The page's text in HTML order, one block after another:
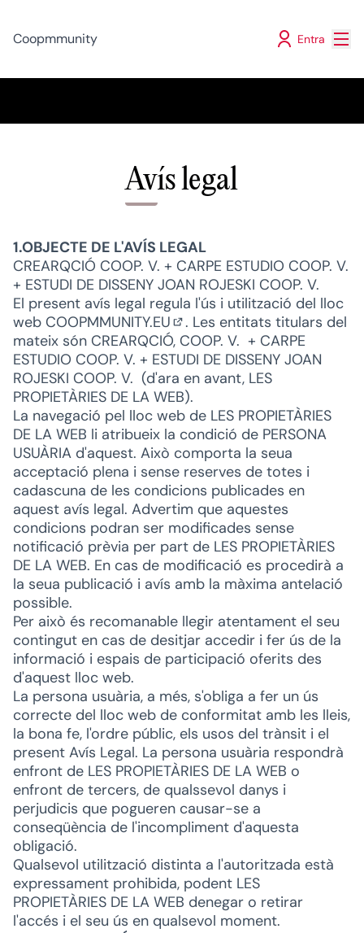
Coopmmunity Entra
Avís legal
1.OBJECTE DE L'AVÍS LEGAL
CREARQCIÓ COOP. V. + CARPE ESTUDIO COOP. V.
+ ESTUDI DE DISSENY JOAN ROJESKI COOP. V.
El present avís legal regula l'ús i utilització del lloc
web COOPMMUNITY.EU
(Enllaç extern)
. Les entitats titulars del
mateix són CREARQCIÓ, COOP. V. + CARPE
ESTUDIO COOP. V. + ESTUDI DE DISSENY JOAN
ROJESKI COOP. V. (d'ara en avant, LES
PROPIETÀRIES DE LA WEB).
La navegació pel lloc web de LES PROPIETÀRIES
DE LA WEB li atribueix la condició de PERSONA
USUÀRIA d'aquest. Això comporta la seua
acceptació plena i sense reserves de totes i
cadascuna de les condicions publicades en
aquest avís legal. Advertim que aquestes
condicions podran ser modificades sense
notificació prèvia per part de LES PROPIETÀRIES
DE LA WEB. En cas de modificació es procedirà a
la seua publicació i avís amb la màxima antelació
possible.
Per això és recomanable llegir atentament el seu
contingut en cas de desitjar accedir i fer ús de la
informació i espais de participació oferits des
d'aquest lloc web.
La persona usuària, a més, s'obliga a fer un ús
correcte del lloc web de conformitat amb les lleis,
la bona fe, l'ordre públic, els usos del trànsit i el
present Avís Legal. La persona usuària respondrà
enfront de LES PROPIETÀRIES DE LA WEB o
enfront de tercers, de qualssevol danys i
perjudicis que pogueren causar-se a
conseqüència de l'incompliment d'aquesta
obligació.
Qualsevol utilització distinta a l'autoritzada està
expressament prohibida, podent LES
PROPIETÀRIES DE LA WEB denegar o retirar
l'accés i el seu ús en qualsevol moment.